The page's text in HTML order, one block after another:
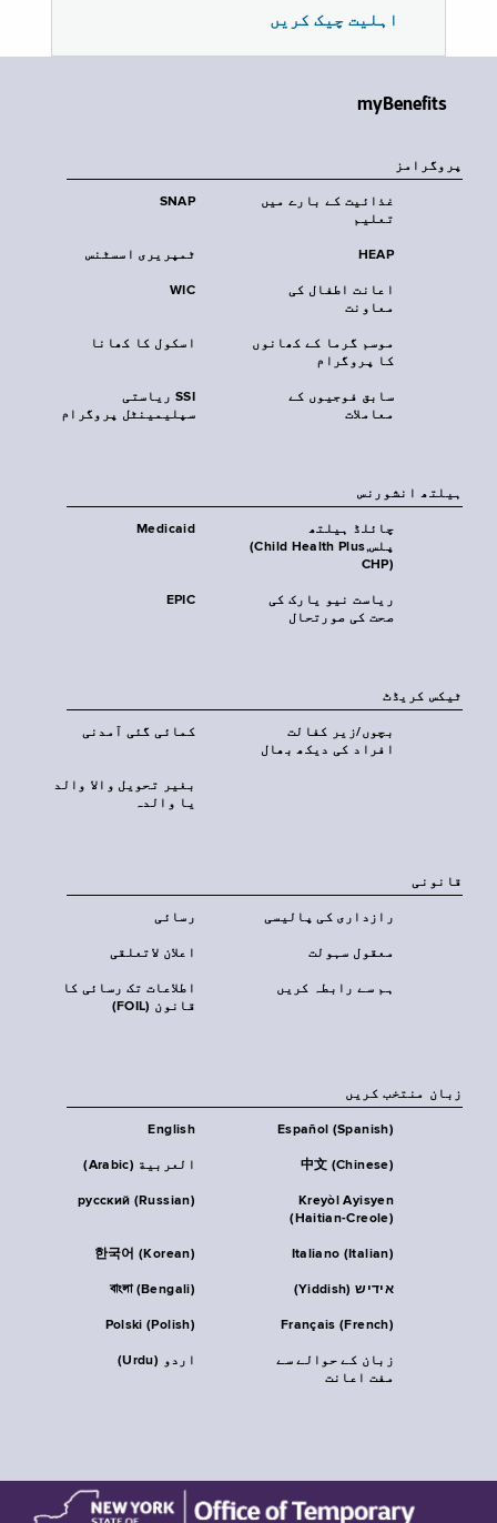
اہلیت چیک کریں
myBenefits
پروگرامز
SNAP
غذائیت کے بارے میں
تعلیم
ٹمپریری اسسٹنس HEAP
WIC
اعانت اطفال کی
معاونت
اسکول کا کھانا
موسم گرما کے کھانوں
کا پروگرام
SSI ریاستی
سپلیمینٹل پروگرام
سابق فوجیوں کے
معاملات
‏ہیلتھ انشورنس
Medicaid
چائلڈ ہیلتھ
پلس‎(Child Health Plus,
CHP)‎
EPIC
ریاست نیو یارک کی
صحت کی صورتحال
ٹیکس کریڈٹ
کمائی گئی آمدنی
بچوں/زیر کفالت
افراد کی دیکھ بھال
بغیر تحویل والا والد
یا والدہ
قانونی
رسائی رازداری کی پالیسی
اعلان لاتعلقی معقول سہولت
اطلاعات تک رسائی کا
قانون (FOIL)
ہم سے رابطہ کریں
زبان منتخب کریں
English Español (Spanish)
العربية (Arabic) 中文 (Chinese)
русский (Russian)
Kreyòl Ayisyen
(Haitian-Creole)
한국어 (Korean) Italiano (Italian)
বাংলা (Bengali) אידיש (Yiddish)
Polski (Polish) Français (French)
اردو (Urdu)
زبان کے حوالے سے
مفت اعانت